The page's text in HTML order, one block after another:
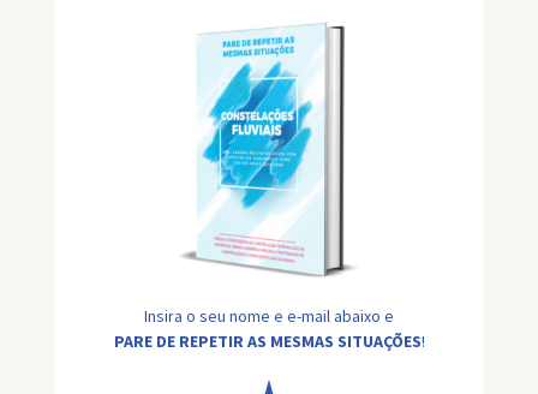
Insira o seu nome e e-mail abaixo e
PARE DE REPETIR AS MESMAS SITUAÇÕES!